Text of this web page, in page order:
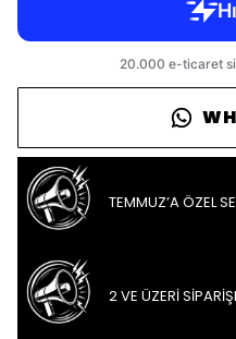
TEMMUZ’A ÖZEL
2 VE ÜZERİ